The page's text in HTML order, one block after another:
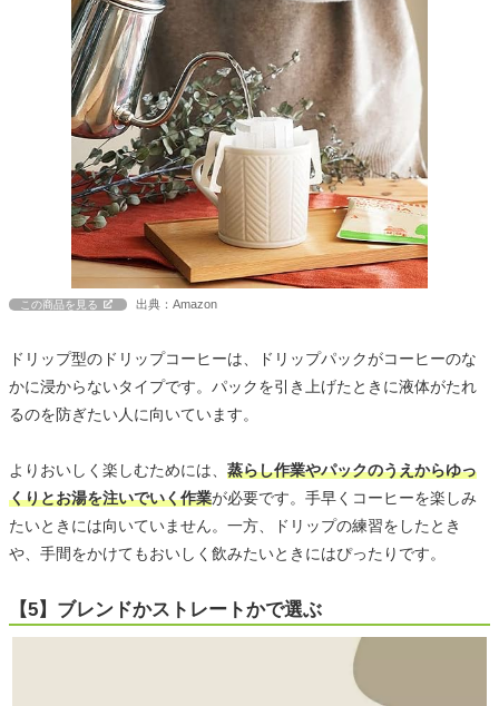
この商品を見る 出典：Amazon
ドリップ型のドリップコーヒーは、ドリップパックがコーヒーのな
かに浸からないタイプです。パックを引き上げたときに液体がたれ
るのを防ぎたい人に向いています。
よりおいしく楽しむためには、 蒸らし作業やパックのうえからゆっ
くりとお湯を注いでいく作業が必要です。手早くコーヒーを楽しみ
たいときには向いていません。一方、ドリップの練習をしたとき
や、手間をかけてもおいしく飲みたいときにはぴったりです。
【5】ブレンドかストレートかで選ぶ